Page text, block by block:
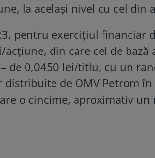
la același nivel cu cel din
pentru exercițiul financiar
din care cel de bază
de 0,0450 lei/titlu, cu un
de OMV Petrom
o cincime, aproximativ un